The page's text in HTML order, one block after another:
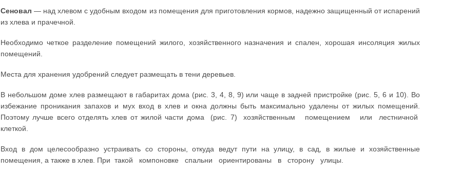
Сеновал— над хлевом с удобным входом из помещения для приготовления кормов, надежно защищенный от испарений
из хлева и прачечной.
Необходимо четкое разделение помещений жилого, хозяйственного назначения и спален, хорошая инсоляция жилых
помещений.
Места для хранения удобрений следует размещать в тени деревьев.
В небольшом доме хлев размещают в габаритах дома (рис. 3, 4, 8, 9) или чаще в задней пристройке (рис. 5, 6 и 10). Во
избежание проникания запахов и мух вход в хлев и окна должны быть максимально удалены от жилых помещений.
Поэтому лучше всего отделять хлев от жилой части дома (рис. 7) хозяйственным помещением или лестничной
клеткой.
Вход в дом целесообразно устраивать со стороны, откуда ведут пути на улицу, в сад, в жилые и хозяйственные
помещения, а также в хлев. При такой компоновке спальни ориентированы в сторону улицы.